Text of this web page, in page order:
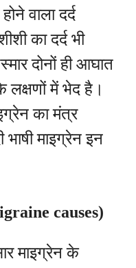
वाला दर्द
का दर्द भी
दोनों ही आघात
लक्षणों में भेद है।
का मंत्र
भाषी माइग्रेन इन
causes)
माइग्रेन के